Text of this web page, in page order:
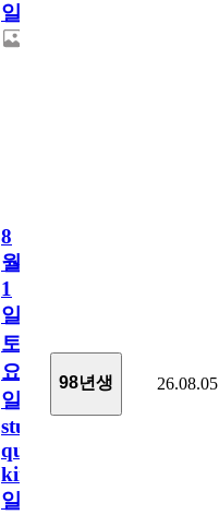
일
8
월
1
일
토
요
일/English
study
quiz
king774
일
98년생 26.08.05